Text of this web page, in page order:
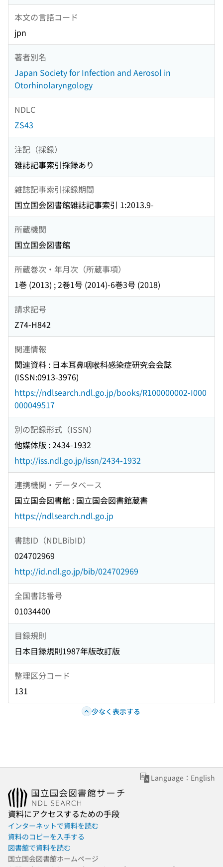
本文の言語コード
jpn
著者別名
Japan Society for Infection and Aerosol in
Otorhinolaryngology
NDLC
ZS43
注記（採録）
雑誌記事索引採録あり
雑誌記事索引採録期間
国立国会図書館雑誌記事索引 1:2013.9-
所蔵機関
国立国会図書館
所蔵巻次・年月次（所蔵事項）
1巻 (2013) ; 2巻1号 (2014)-6巻3号 (2018)
請求記号
Z74-H842
関連情報
関連資料 : 日本耳鼻咽喉科感染症研究会会誌
(ISSN:0913-3976)
https://ndlsearch.ndl.go.jp/books/R100000002-I000
000049517
別の記録形式（ISSN）
他媒体版 : 2434-1932
http://iss.ndl.go.jp/issn/2434-1932
連携機関・データベース
国立国会図書館 : 国立国会図書館蔵書
https://ndlsearch.ndl.go.jp
書誌ID（NDLBibID）
024702969
http://id.ndl.go.jp/bib/024702969
全国書誌番号
01034400
目録規則
日本目録規則1987年版改訂版
整理区分コード
131
少なく表示する
Language：English
資料にアクセスするための手段
インターネットで資料を読む
資料のコピーを入手する
図書館で資料を読む
国立国会図書館ホームページ